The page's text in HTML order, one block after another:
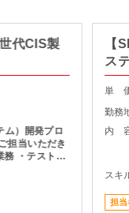
代CIS製
ム）開発プロ
担当いただき
務 ・テスト実
発 ・結合工
【
ス
単
勤務
内
スキ
担当